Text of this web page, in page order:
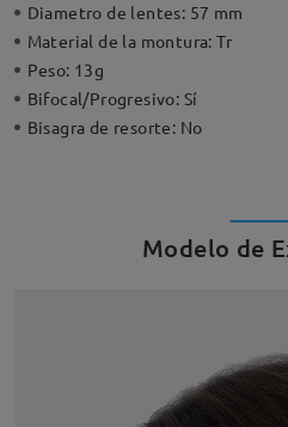
Diametro de lentes: 57 mm
Material de la montura:Tr
Peso: 13g
Bifocal/Progresivo: Sí
Bisagra de resorte: No
Modelo de